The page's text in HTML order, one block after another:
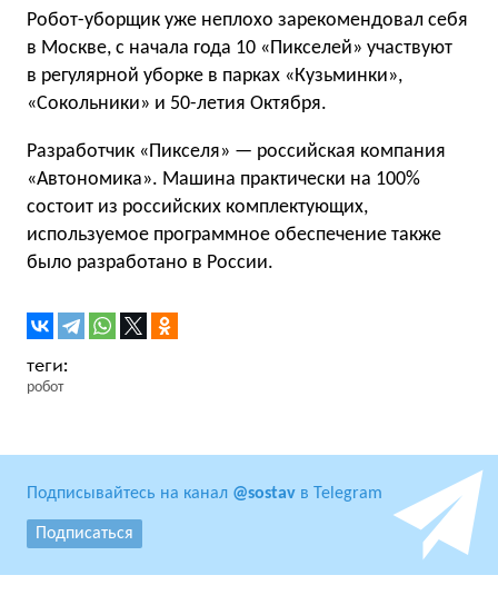
Робот-уборщик уже неплохо зарекомендовал себя
в Москве, с начала года 10 «Пикселей» участвуют
в регулярной уборке в парках «Кузьминки»,
«Сокольники» и 50-летия Октября.
Разработчик «Пикселя» — российская компания
«Автономика». Машина практически на 100%
состоит из российских комплектующих,
используемое программное обеспечение также
было разработано в России.
робот
Подписывайтесь на канал @sostav в Telegram
Подписаться